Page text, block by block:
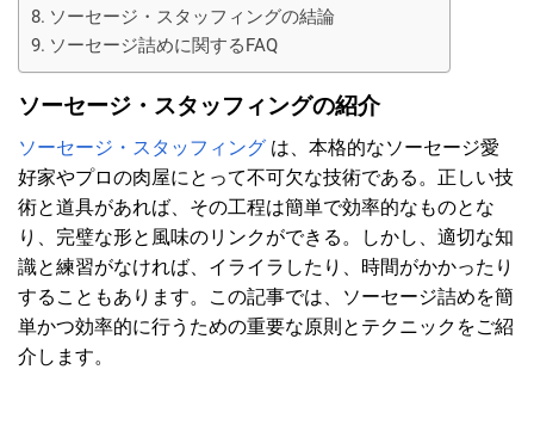
ソーセージ・スタッフィングの結論
ソーセージ詰めに関するFAQ
ソーセージ・スタッフィングの紹介
ソーセージ・スタッフィング は、本格的なソーセージ愛
好家やプロの肉屋にとって不可欠な技術である。正しい技
術と道具があれば、その工程は簡単で効率的なものとな
り、完璧な形と風味のリンクができる。しかし、適切な知
識と練習がなければ、イライラしたり、時間がかかったり
することもあります。この記事では、ソーセージ詰めを簡
単かつ効率的に行うための重要な原則とテクニックをご紹
介します。